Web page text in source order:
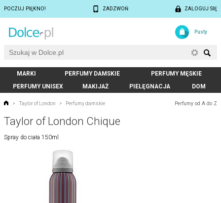
POCZUJ PIĘKNO! ZADZWOŃ ZALOGUJ SIĘ
Pusty
MARKI PERFUMY DAMSKIE
PERFUMY MĘSKIE
PERFUMY UNISEX
MAKIJAŻ PIELĘGNACJA DOM
Perfumy od A do Z
> Taylor of London > Perfumy damskie
Taylor of London Chique
Spray do ciała 150ml